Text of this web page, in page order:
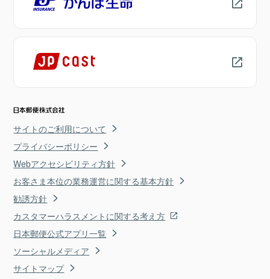
サイトのご利用について
プライバシーポリシー
Webアクセシビリティ方針
お客さま本位の業務運営に関する基本方針
勧誘方針
カスタマーハラスメントに関する考え方
日本郵便公式アプリ一覧
ソーシャルメディア
サイトマップ